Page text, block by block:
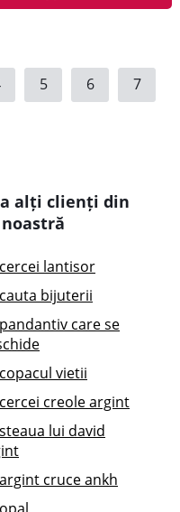
5 6 7
alți clienți din
cercei lantisor
cauta bijuterii
pandantiv care se
copacul vietii
cercei creole argint
steaua lui david
argint cruce ankh